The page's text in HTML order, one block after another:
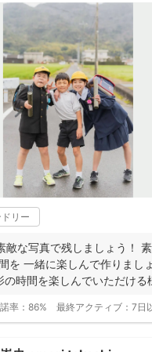
リー
敵な写真で残しましょう！
を 一緒に楽しんで作りまし
時間を楽しんでいただける
率： 86% 最終アクティブ： 7日